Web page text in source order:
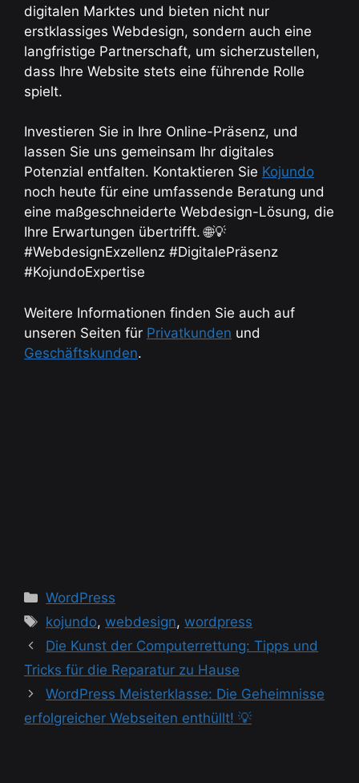
digitalen Marktes und bieten nicht nur
erstklassiges Webdesign, sondern auch eine
langfristige Partnerschaft, um sicherzustellen,
dass Ihre Website stets eine führende Rolle
spielt.
Investieren Sie in Ihre Online-Präsenz, und
lassen Sie uns gemeinsam Ihr digitales
Potenzial entfalten. Kontaktieren Sie Kojundo
noch heute für eine umfassende Beratung und
eine maßgeschneiderte Webdesign-Lösung, die
Ihre Erwartungen übertrifft. 🌐💡
#WebdesignExzellenz #DigitalePräsenz
#KojundoExpertise
Weitere Informationen finden Sie auch auf
unseren Seiten für Privatkunden und
Geschäftskunden.
Kategorien
WordPress
Schlagwörter
kojundo,webdesign,wordpress
Die Kunst der Computerrettung: Tipps und
Tricks für die Reparatur zu Hause
WordPress Meisterklasse: Die Geheimnisse
erfolgreicher Webseiten enthüllt! 💡